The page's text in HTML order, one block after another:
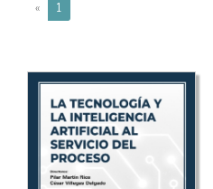
« 1